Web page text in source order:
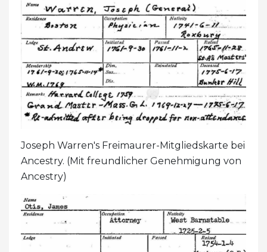
Joseph Warren's Freimaurer-Mitgliedskarte bei
Ancestry. (Mit freundlicher Genehmigung von
Ancestry)